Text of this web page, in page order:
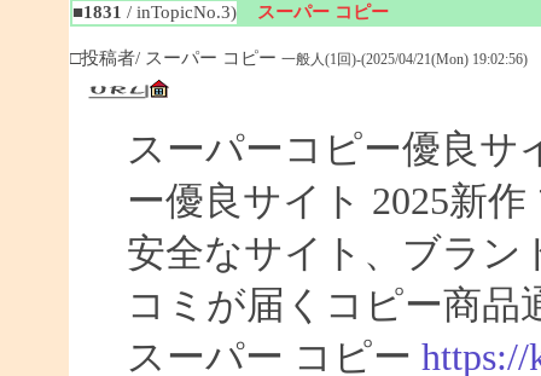
■1831 / inTopicNo.3) スーパー コピー
□投稿者/ スーパー コピー 一般人(1回)-(2025/04/21(Mon) 19:02:56)
スーパーコピー優良サ
ー優良サイト 2025新
安全なサイト、ブラン
コミが届くコピー商品
スーパー コピー https://